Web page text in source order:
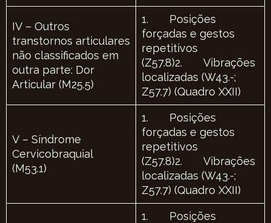
IV – Outros
transtornos articulares
não classificados em
outra parte: Dor
Articular (M25.5)
1. Posições
forçadas e gestos
repetitivos
(Z57.8)2. Vibrações
localizadas (W43.-;
Z57.7) (Quadro XXII)
V – Síndrome
Cervicobraquial
(M53.1)
1. Posições
forçadas e gestos
repetitivos
(Z57.8)2. Vibrações
localizadas (W43.-;
Z57.7) (Quadro XXII)
1. Posições